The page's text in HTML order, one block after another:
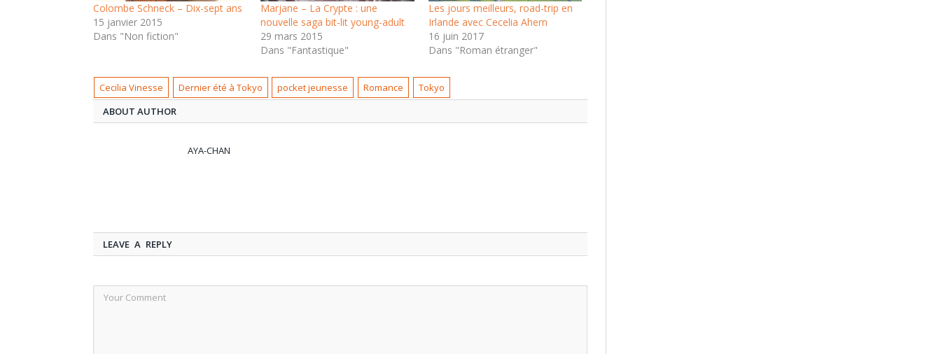
Colombe Schneck – Dix-sept ans
15 janvier 2015
Dans "Non fiction"
Marjane – La Crypte : une
nouvelle saga bit-lit young-adult
29 mars 2015
Dans "Fantastique"
Les jours meilleurs, road-trip en
Irlande avec Cecelia Ahern
16 juin 2017
Dans "Roman étranger"
Cecilia Vinesse Dernier été à Tokyo pocket jeunesse Romance
Tokyo
ABOUT AUTHOR
AYA-CHAN
LEAVE A REPLY